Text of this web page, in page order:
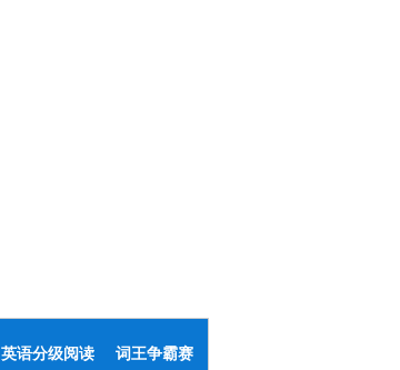
英语分级阅读
词王争霸赛